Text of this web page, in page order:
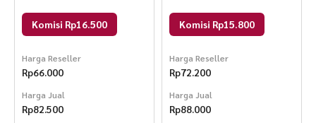
Komisi Rp16.500
Harga Reseller
Rp66.000
Harga Jual
Rp82.500
Komisi Rp15.800
Harga Reseller
Rp72.200
Harga Jual
Rp88.000